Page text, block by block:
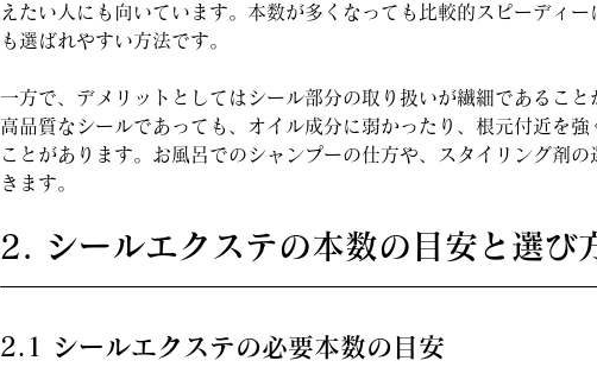
えたい人にも向いています。本数が多くなっても比較的スピーディ
も選ばれやすい方法です。
一方で、デメリットとしてはシール部分の取り扱いが繊細であるこ
高品質なシールであっても、オイル成分に弱かったり、根元付近を
ことがあります。お風呂でのシャンプーの仕方や、スタイリング剤
きます。
2. シールエクステの本数の目安と選び
2.1 シールエクステの必要本数の目安